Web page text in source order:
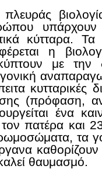
κύτταρα.
η
με την
κυτταρικές
(πρόφαση,
ένα
πατέρα και
τα
θαυμασμό.